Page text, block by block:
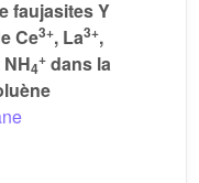
faujasites Y
Ce3+, La3+,
4+ dans la